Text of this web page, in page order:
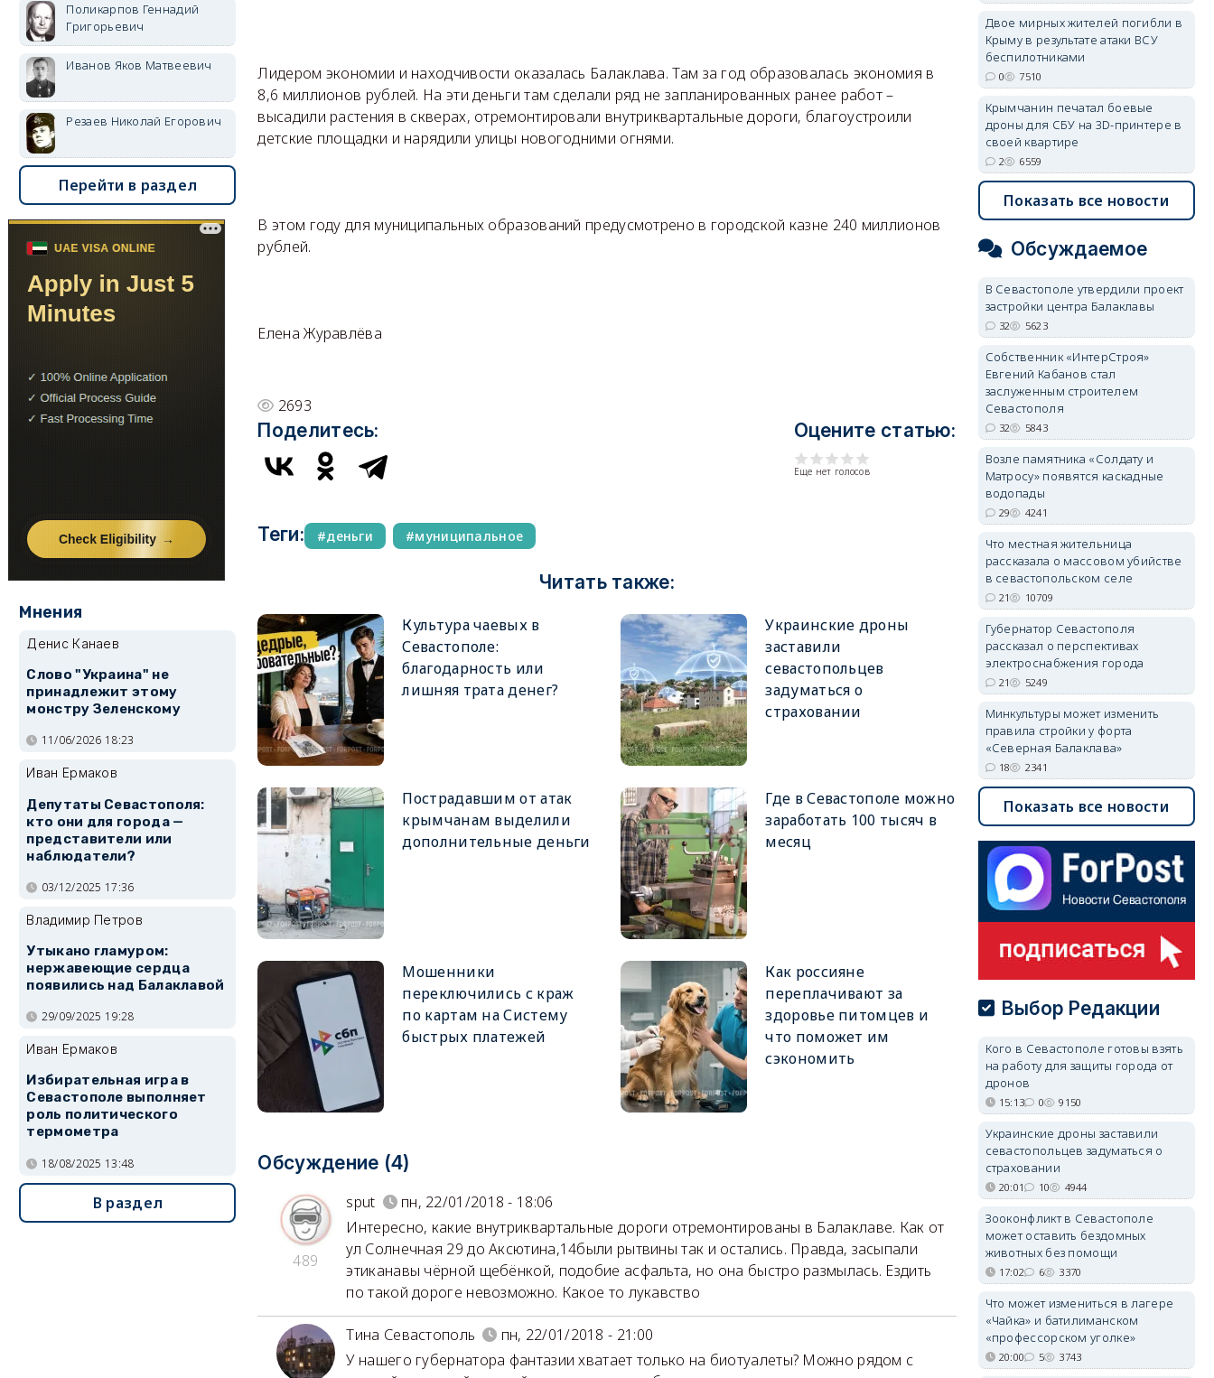
Лидером экономии и находчивости оказалась Балаклава. Там за год образовалась экономия в
8,6 миллионов рублей. На эти деньги там сделали ряд не запланированных ранее работ –
высадили растения в скверах, отремонтировали внутриквартальные дороги, благоустроили
детские площадки и нарядили улицы новогодними огнями.
В этом году для муниципальных образований предусмотрено в городской казне 240 миллионов
рублей.
Елена Журавлёва
2693
Поделитесь: Оцените статью:
Еще нет голосов
Теги: деньги муниципальное
Читать также:
Культура чаевых в
Севастополе:
благодарность или
лишняя трата денег?
Украинские дроны
заставили
севастопольцев
задуматься о
страховании
Пострадавшим от атак
крымчанам выделили
дополнительные деньги
Где в Севастополе можно
заработать 100 тысяч в
месяц
Мошенники
переключились с краж
по картам на Систему
быстрых платежей
Как россияне
переплачивают за
здоровье питомцев и
что поможет им
сэкономить
Обсуждение (4)
489
sput
пн, 22/01/2018 - 18:06
Интересно, какие внутриквартальные дороги отремонтированы в Балаклаве. Как от
ул Солнечная 29 до Аксютина,14были рытвины так и остались. Правда, засыпали
этиканавы чёрной щебёнкой, подобие асфальта, но она быстро размылась. Ездить
по такой дороге невозможно. Какое то лукавство
Тина Севастополь
пн, 22/01/2018 - 21:00
У нашего губернатора фантазии хватает только на биотуалеты? Можно рядом с
Поликарпов Геннадий
Григорьевич
Иванов Яков Матвеевич
Резаев Николай Егорович
Перейти в раздел
Мнения
Денис Канаев
Слово "Украина" не
принадлежит этому
монстру Зеленскому
11/06/2026 18:23
Иван Ермаков
Депутаты Севастополя:
кто они для города —
представители или
наблюдатели?
03/12/2025 17:36
Владимир Петров
Утыкано гламуром:
нержавеющие сердца
появились над Балаклавой
29/09/2025 19:28
Иван Ермаков
Избирательная игра в
Севастополе выполняет
роль политического
термометра
18/08/2025 13:48
В раздел
Двое мирных жителей погибли в
Крыму в результате атаки ВСУ
беспилотниками
0 7510
Крымчанин печатал боевые
дроны для СБУ на 3D-принтере в
своей квартире
2 6559
Показать все новости
Обсуждаемое
В Севастополе утвердили проект
застройки центра Балаклавы
32 5623
Собственник «ИнтерСтроя»
Евгений Кабанов стал
заслуженным строителем
Севастополя
32 5843
Возле памятника «Солдату и
Матросу» появятся каскадные
водопады
29 4241
Что местная жительница
рассказала о массовом убийстве
в севастопольском селе
21 10709
Губернатор Севастополя
рассказал о перспективах
электроснабжения города
21 5249
Минкультуры может изменить
правила стройки у форта
«Северная Балаклава»
18 2341
Показать все новости
Выбор Редакции
Кого в Севастополе готовы взять
на работу для защиты города от
дронов
15:13 0 9150
Украинские дроны заставили
севастопольцев задуматься о
страховании
20:01 10 4944
Зооконфликт в Севастополе
может оставить бездомных
животных без помощи
17:02 6 3370
Что может измениться в лагере
«Чайка» и батилиманском
«профессорском уголке»
20:00 5 3743